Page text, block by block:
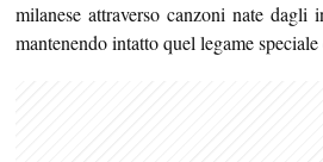
milanese attraverso canzoni nate
mantenendo intatto quel legame